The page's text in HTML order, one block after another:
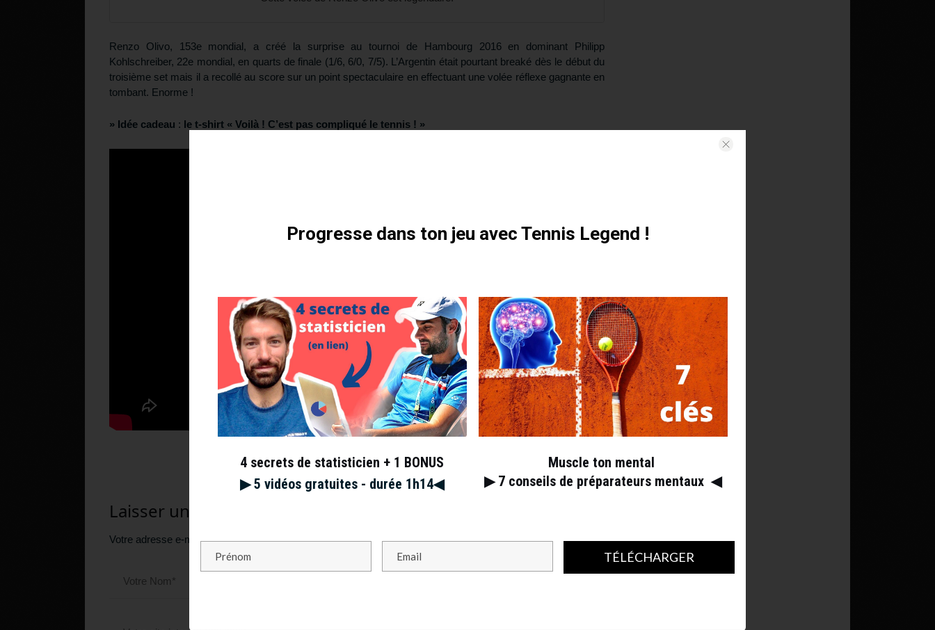
Renzo Olivo, 153e mondial, a créé la surprise au tournoi de Hambourg 2016 en dominant Philipp
Kohlschreiber, 22e mondial, en quarts de finale (1/6, 6/0, 7/5). L’Argentin était pourtant breaké dès le début du
troisième set mais il a recollé au score sur un point spectaculaire en effectuant une volée réflexe gagnante en
tombant. Enorme !
» Idée cadeau : le t-shirt « Voilà ! C’est pas compliqué le tennis ! »
Laisser un commentaire
Votre adresse e-mail ne sera pas publiée. Les champs obligatoires sont indiqués avec*
Progresse dans ton jeu avec Tennis Legend !
4 secrets de statisticien + 1 BONUS
▶︎ 5 vidéos gratuites - durée 1h14◀︎
Muscle ton mental
▶︎ 7 conseils de préparateurs mentaux ◀︎
TÉLÉCHARGER